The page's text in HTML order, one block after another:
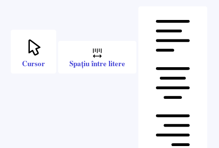
Cursor Spațiu între litere